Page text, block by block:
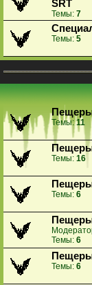
SRT
Темы: 7
Темы: 5
Темы:11
Темы: 16
Пещеры
Темы: 6
Темы: 6
Темы: 6